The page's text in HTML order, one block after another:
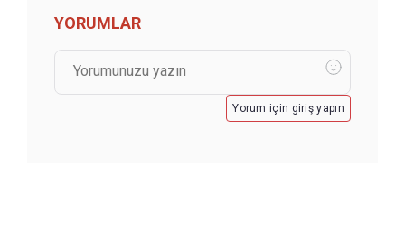
YORUMLAR
Yorum için giriş yapın